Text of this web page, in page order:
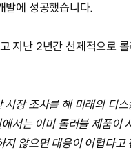
발에 성공했습니다.
지난 2년간 선제적으로
장 조사를 해 미래의 디
서는 이미 롤러블 제품이
않으면 대응이 어렵다